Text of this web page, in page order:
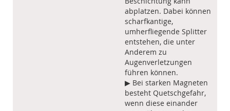
abplatzen. Dabei können
scharfkantige,
umherfliegende Splitter
entstehen, die unter
Anderem zu
Augenverletzungen
führen können.
▶ Bei starken Magneten
besteht Quetschgefahr,
wenn diese einander